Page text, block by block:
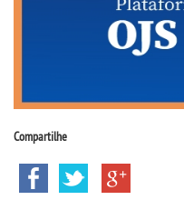
BACHARELADOS
TECNOLÓGICOS
VESTIBULAR
Compartilhe